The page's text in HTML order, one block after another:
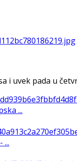
i uvek pada u
...
...